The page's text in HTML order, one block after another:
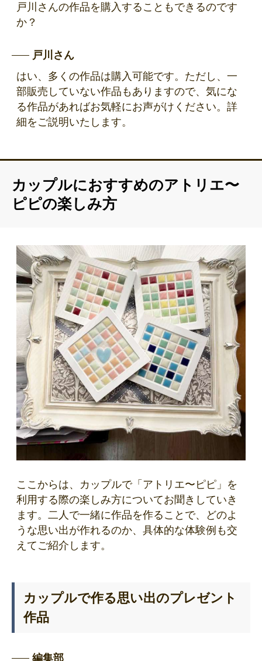
戸川さんの作品を購入することもできるのです
か？
戸川さん
はい、多くの作品は購入可能です。ただし、一
部販売していない作品もありますので、気にな
る作品があればお気軽にお声がけください。詳
細をご説明いたします。
カップルにおすすめのアトリエ〜
ピピの楽しみ方
ここからは、カップルで「アトリエ〜ピピ」を
利用する際の楽しみ方についてお聞きしていき
ます。二人で一緒に作品を作ることで、どのよ
うな思い出が作れるのか、具体的な体験例も交
えてご紹介します。
カップルで作る思い出のプレゼント
作品
編集部